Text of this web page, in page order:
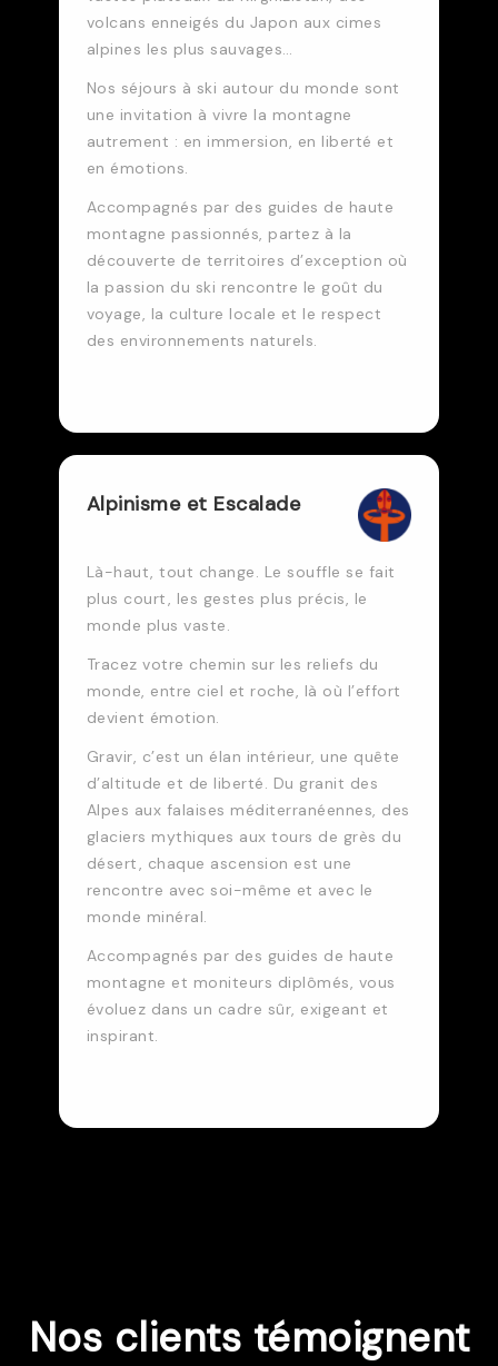
volcans enneigés du Japon aux cimes
alpines les plus sauvages…
Nos séjours à ski autour du monde sont
une invitation à vivre la montagne
autrement : en immersion, en liberté et
en émotions.
Accompagnés par des guides de haute
montagne passionnés, partez à la
découverte de territoires d’exception où
la passion du ski rencontre le goût du
voyage, la culture locale et le respect
des environnements naturels.
Alpinisme et Escalade
Là-haut, tout change. Le souffle se fait
plus court, les gestes plus précis, le
monde plus vaste.
Tracez votre chemin sur les reliefs du
monde, entre ciel et roche, là où l’effort
devient émotion.
Gravir, c’est un élan intérieur, une quête
d’altitude et de liberté. Du granit des
Alpes aux falaises méditerranéennes, des
glaciers mythiques aux tours de grès du
désert, chaque ascension est une
rencontre avec soi-même et avec le
monde minéral.
Accompagnés par des guides de haute
montagne et moniteurs diplômés, vous
évoluez dans un cadre sûr, exigeant et
inspirant.
Nos clients témoignent